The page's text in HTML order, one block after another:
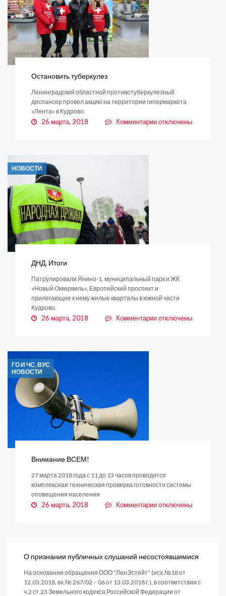
Остановить туберкулез
Ленинградский областной противотуберкулезный
диспансер провел акцию на территории гипермаркета
«Лента» в Кудрово.
26 марта, 2018 Комментариикотключены
НОВОСТИ
ДНД. Итоги
Патрулировали Янино-1, муниципальный парк и ЖК
«Новый Оккервиль», Европейский проспект и
прилегающие к нему жилые кварталы в южной части
Кудрово.
26 марта, 2018 Комментариикотключены
ГО И ЧС, ВУС
НОВОСТИ
Внимание ВСЕМ!
27 марта 2018 года с 11 до 13 часов проводится
комплексная техническая проверка готовности системы
оповещения населения
26 марта, 2018 Комментариикотключены
О признании публичных слушаний несостоявшимися
На основании обращения ООО “ЛенЭстейт” (исх.№18 от
12.03.2018, вх.№ 267/02 – 06 от 13.03.2018 г.), в соответствии с
ч.2 ст.23 Земельного кодекса Российской Федерации от